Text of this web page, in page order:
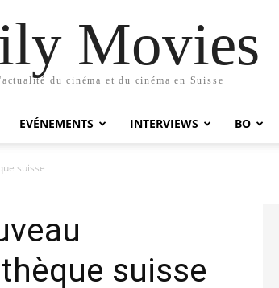
Movies
du cinéma et du cinéma en Suisse
EVÉNEMENTS INTERVIEWS BO
suisse
suisse